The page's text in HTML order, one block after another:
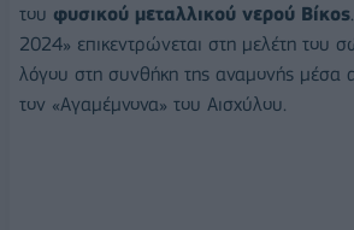
του φυσικού μεταλλικού νερού Βίκος
2024» επικεντρώνεται στη μελέτη του
λόγου στη συνθήκη της αναμονής
τον «Αγαμέμνονα» του Αισχύλου.